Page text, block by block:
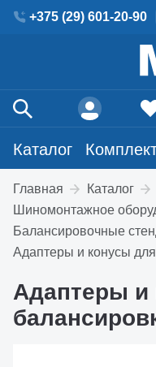
+375 (29) 601-20-90
Каталог
Главная
Каталог
Шиномонтажное
Балансировочные
Адаптеры и конусы
Адаптеры и